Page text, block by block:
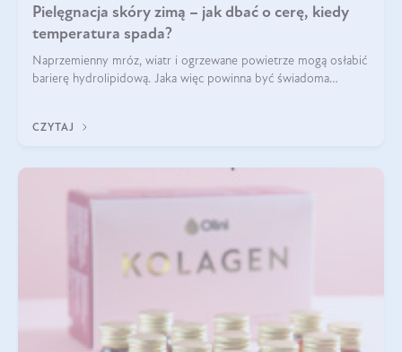
Pielęgnacja skóry zimą – jak dbać o cerę, kiedy
temperatura spada?
Naprzemienny mróz, wiatr i ogrzewane powietrze mogą osłabić
barierę hydrolipidową. Jaka więc powinna być świadoma
CZYTAJ